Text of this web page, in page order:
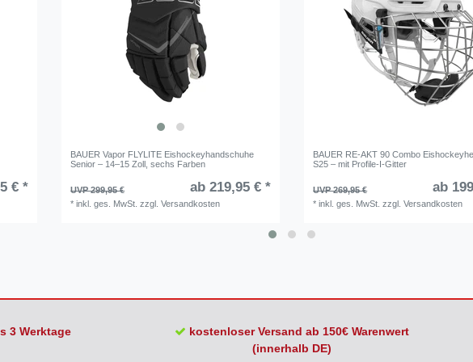
€ *
BAUER Vapor FLYLITE Eishockeyhandschuhe
Senior – 14–15 Zoll, sechs Farben
UVP 299,95 € ab 219,95 € *
*inkl. ges. MwSt. zzgl.Versandkosten
BAUER RE-AKT 90 Combo
S25 – mit Profile-I-Gitter
UVP 269,95 € ab
*inkl. ges. MwSt. zzgl.Versandkosten
3 Werktage
kostenloser Versand ab 150€ Warenwert
(innerhalb DE)